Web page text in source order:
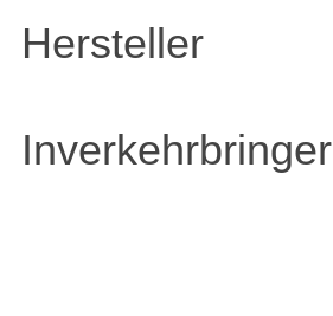
Hersteller
Inverkehrbringer